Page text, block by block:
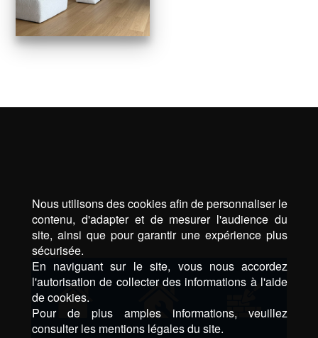
Nous utilisons des cookies afin de personnaliser le
contenu, d'adapter et de mesurer l'audience du
site, ainsi que pour garantir une expérience plus
sécurisée.
En naviguant sur le site, vous nous accordez
l'autorisation de collecter des informations à l'aide
de cookies.
Pour de plus amples informations, veuillez
consulter les mentions légales du site.